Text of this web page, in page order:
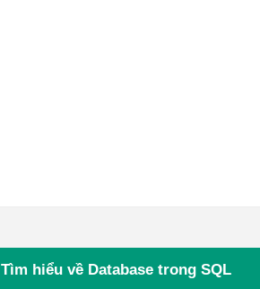
Tìm hiểu về Database trong SQL